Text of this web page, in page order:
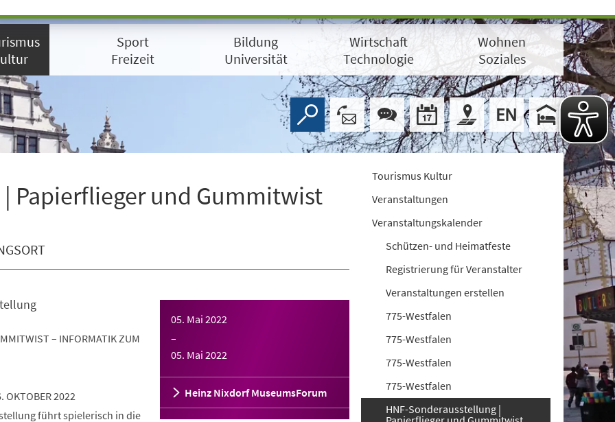
Sport
Freizeit
Bildung
Universität
Wirtschaft
Technologie
Wohnen
Soziales
Papierflieger und Gummitwist
05. Mai 2022
–
05. Mai 2022
Heinz Nixdorf MuseumsForum
– INFORMATIK ZUM
OKTOBER 2022
führt spielerisch in die
Tourismus Kultur
Veranstaltungen
Veranstaltungskalender
Schützen- und Heimatfeste
Registrierung für Veranstalter
Veranstaltungen erstellen
775-Westfalen
775-Westfalen
775-Westfalen
775-Westfalen
HNF-Sonderausstellung |